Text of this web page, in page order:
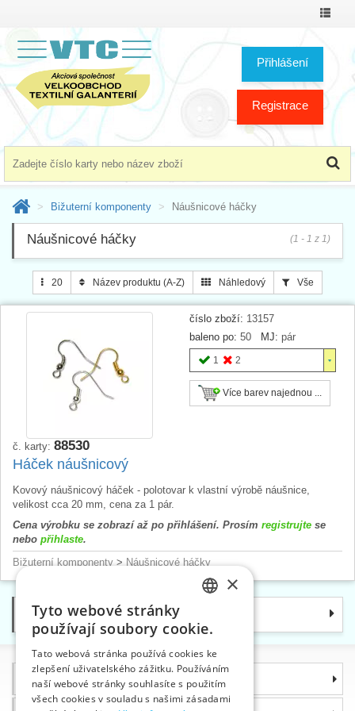
Přihlášení
Registrace
Bižuterní komponenty Náušnicové háčky
Náušnicové háčky (1 - 1 z 1)
20 Název produktu (A-Z) Náhledový Vše
číslo zboží: 13157
baleno po: 50 MJ: pár
1 2
Více barev najednou ...
č. karty: 88530
Háček náušnicový
Kovový náušnicový háček - polotovar k vlastní výrobě náušnice,
velikost cca 20 mm, cena za 1 pár.
Cena výrobku se zobrazí až po přihlášení. Prosím registrujte se
nebo přihlaste.
Bižuterní komponenty > Náušnicové háčky
Kategorie
Informace
ENGLISH
GERMAN
×
Tyto webové stránky
používají soubory cookie.
Tato webová stránka používá cookies ke
zlepšení uživatelského zážitku. Používáním
naší webové stránky souhlasíte s použitím
všech cookies v souladu s našimi zásadami